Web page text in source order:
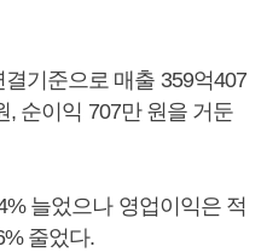
기준으로 매출 359억407
, 순이익 707만 원을 거둔
늘었으나 영업이익은 적
줄었다.